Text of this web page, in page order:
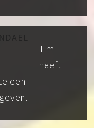
Tim
heeft
een